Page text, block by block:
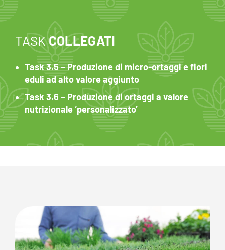
TASKCOLLEGATI
Task 3.5 – Produzione di micro-ortaggi e fiori
eduli ad alto valore aggiunto
Task 3.6 – Produzione di ortaggi a valore
nutrizionale ‘personalizzato’